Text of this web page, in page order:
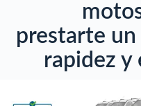
prestarte
rapidez y